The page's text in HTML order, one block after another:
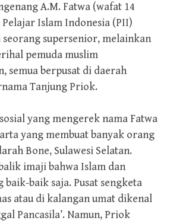
A.M. Fatwa (wafat 14
Pelajar Islam Indonesia (PII)
seorang supersenior, melainkan
pemuda muslim
semua berpusat di daerah
Tanjung Priok.
yang mengerek nama Fatwa
yang membuat banyak orang
Bone, Sulawesi Selatan.
imaji bahwa Islam dan
baik-baik saja. Pusat sengketa
atau di kalangan umat dikenal
Pancasila’. Namun, Priok